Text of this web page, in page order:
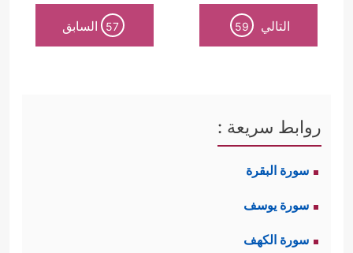
التالي 59
57 السابق
روابط سريعة :
سورة البقرة
سورة يوسف
سورة الكهف